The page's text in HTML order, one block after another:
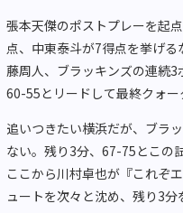
張本天傑のポストプレーを起
点、中東泰斗が7得点を挙げ
藤周人、ブラッキンズの連続
60-55とリードして最終クォー
追いつきたい横浜だが、ブラ
ない。残り3分、67-75とこの
ここから川村卓也が『これぞ
ュートを次々と沈め、残り3分